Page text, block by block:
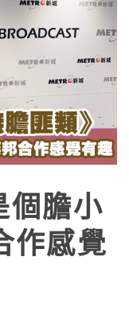
個膽小
作感覺